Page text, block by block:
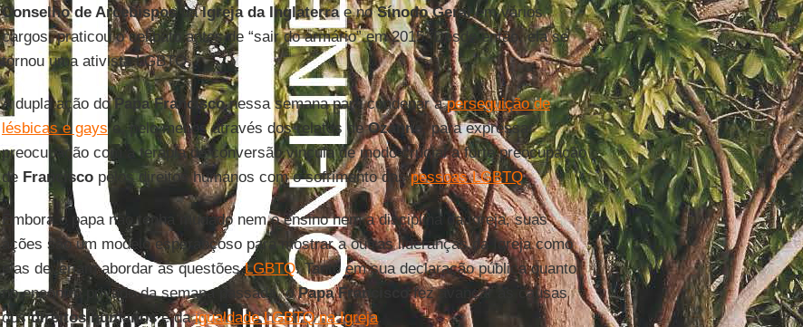
Conselho de ArcebisposdaIgreja da Inglaterrae noSínodo Geralem vários
cargos, praticou o celibato antes de “sair do armário” em 2015. Desde então, ela se
tornou uma ativista LGBTQ.
A dupla ação doPapa Francisconessa semana para condenar aperseguição de
lésbicas e gayse, pelo menos através dos relatos deOzanne , para expressar
preocupação com a terapia de conversão vincula de modo crucial a forte preocupação
de Franciscopelos direitos humanos com o sofrimento daspessoas LGBTQ.
Embora o papa não tenha mudado nem o ensino nem a disciplina da Igreja, suas
ações são um modelo esperançoso para mostrar a outras lideranças da Igreja como
elas deveriam abordar as questõesLGBTQ. Tanto em sua declaração pública quanto
no encontro privado da semana passada, oPapa Francisco fez avançar as causas
dosdireitos humanose da igualdade LGBTQ na Igreja.